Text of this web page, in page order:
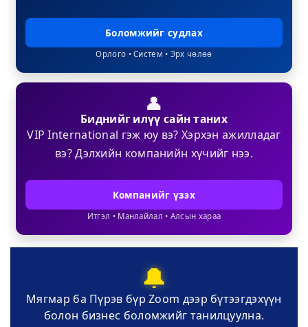
Боломжийг судлах
Орлого • Систем • Эрх чөлөө
👤
Биднийг илүү сайн таних
VIP International гэж юу вэ? Хэрхэн ажилладаг
вэ? Дэлхийн компанийн хүчийг нээ.
Компанийг үзэх
Итгэл • Манлайлал • Алсын хараа
🔔
Мягмар ба Пүрэв бүр Zoom дээр бүтээгдэхүүн
болон бизнес боломжийг танилцуулна.